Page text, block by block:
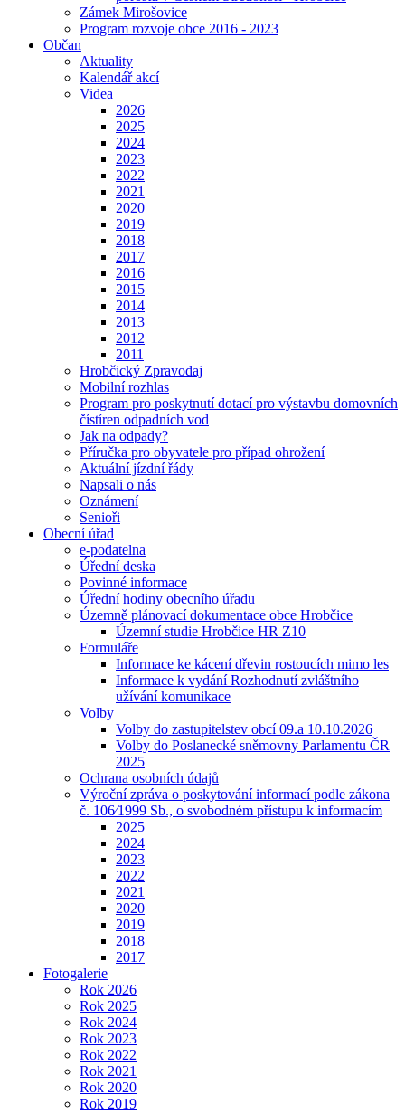
Zámek Mirošovice
Program rozvoje obce 2016 - 2023
Občan
Aktuality
Kalendář akcí
Videa
2026
2025
2024
2023
2022
2021
2020
2019
2018
2017
2016
2015
2014
2013
2012
2011
Hrobčický Zpravodaj
Mobilní rozhlas
Program pro poskytnutí dotací pro výstavbu domovních
čístíren odpadních vod
Jak na odpady?
Příručka pro obyvatele pro případ ohrožení
Aktuální jízdní řády
Napsali o nás
Oznámení
Senioři
Obecní úřad
e-podatelna
Úřední deska
Povinné informace
Úřední hodiny obecního úřadu
Územně plánovací dokumentace obce Hrobčice
Územní studie Hrobčice HR Z10
Formuláře
Informace ke kácení dřevin rostoucích mimo les
Informace k vydání Rozhodnutí zvláštního
užívání komunikace
Volby
Volby do zastupitelstev obcí 09.a 10.10.2026
Volby do Poslanecké sněmovny Parlamentu ČR
2025
Ochrana osobních údajů
Výroční zpráva o poskytování informací podle zákona
č. 106⁄1999 Sb., o svobodném přístupu k informacím
2025
2024
2023
2022
2021
2020
2019
2018
2017
Fotogalerie
Rok 2026
Rok 2025
Rok 2024
Rok 2023
Rok 2022
Rok 2021
Rok 2020
Rok 2019